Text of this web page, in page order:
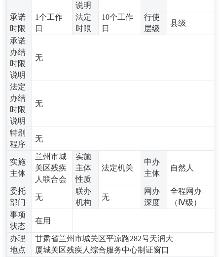
说明
承诺
时限
1个工作
日
法定
时限
10个工作
日
行使
层级
县级
承诺
办结
时限
说明
无
法定
办结
时限
说明
无
特别
程序
无
实施
主体
兰州市城
关区残疾
人联合会
实施
主体
性质
法定机关
申办
主体
自然人
委托
部门
无
联办
机构
无
网办
深度
全程网办
（Ⅳ级）
事项
状态
在用
办理
地点
甘肃省兰州市城关区平凉路282号天润大
厦城关区残疾人综合服务中心制证窗口